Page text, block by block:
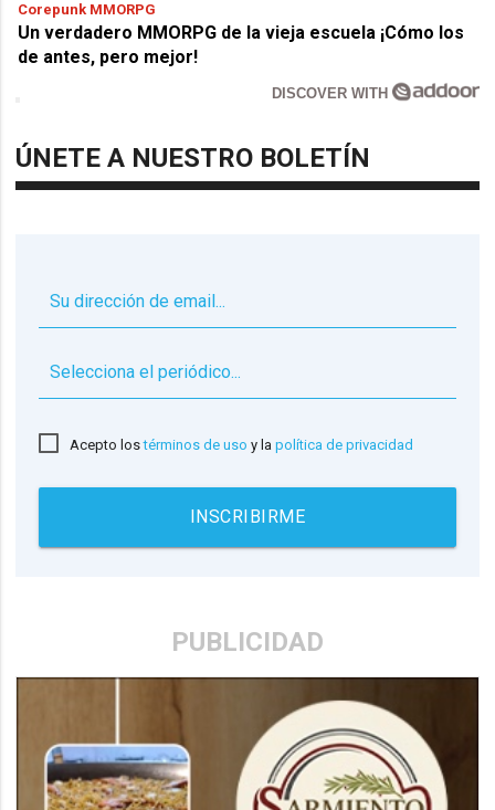
Corepunk MMORPG
Un verdadero MMORPG de la vieja escuela ¡Cómo los
de antes, pero mejor!
DISCOVER WITH
ÚNETE A NUESTRO BOLETÍN
Acepto lostérminos de uso y lapolítica de privacidad
INSCRIBIRME
PUBLICIDAD